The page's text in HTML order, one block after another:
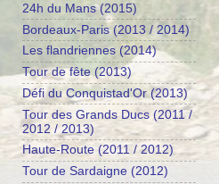
24h du Mans (2015)
Bordeaux-Paris (2013 / 2014)
Les flandriennes (2014)
Tour de fête (2013)
Défi du Conquistad'Or (2013)
Tour des Grands Ducs (2011 /
2012 / 2013)
Haute-Route (2011 / 2012)
Tour de Sardaigne (2012)